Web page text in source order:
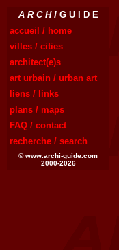
A R C H IG U I D E
accueil / home
villes / cities
architect(e)s
art urbain / urban art
liens / links
plans / maps
FAQ / contact
recherche / search
© www.archi-guide.com
2000-2026